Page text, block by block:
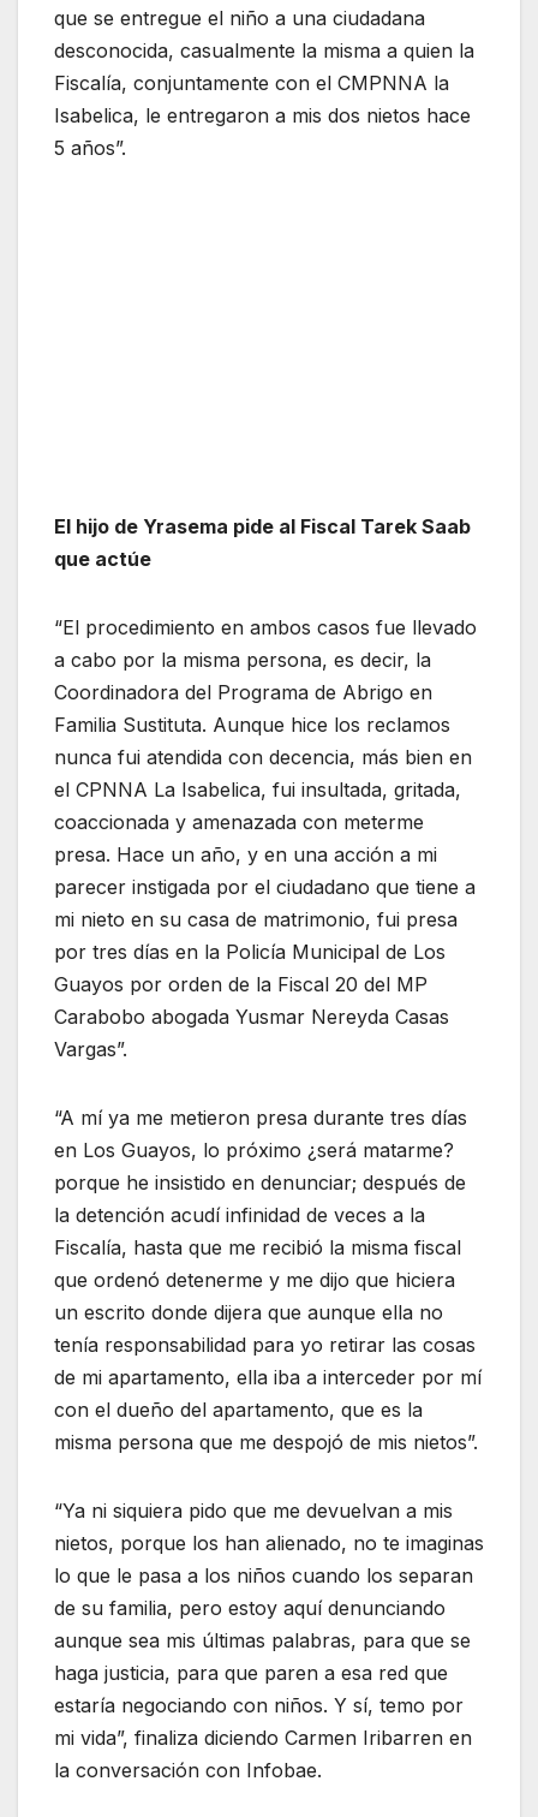
que se entregue el niño a una ciudadana
desconocida, casualmente la misma a quien la
Fiscalía, conjuntamente con el CMPNNA la
Isabelica, le entregaron a mis dos nietos hace
5 años”.
El hijo de Yrasema pide al Fiscal Tarek Saab
que actúe
“El procedimiento en ambos casos fue llevado
a cabo por la misma persona, es decir, la
Coordinadora del Programa de Abrigo en
Familia Sustituta. Aunque hice los reclamos
nunca fui atendida con decencia, más bien en
el CPNNA La Isabelica, fui insultada, gritada,
coaccionada y amenazada con meterme
presa. Hace un año, y en una acción a mi
parecer instigada por el ciudadano que tiene a
mi nieto en su casa de matrimonio, fui presa
por tres días en la Policía Municipal de Los
Guayos por orden de la Fiscal 20 del MP
Carabobo abogada Yusmar Nereyda Casas
Vargas”.
“A mí ya me metieron presa durante tres días
en Los Guayos, lo próximo ¿será matarme?
porque he insistido en denunciar; después de
la detención acudí infinidad de veces a la
Fiscalía, hasta que me recibió la misma fiscal
que ordenó detenerme y me dijo que hiciera
un escrito donde dijera que aunque ella no
tenía responsabilidad para yo retirar las cosas
de mi apartamento, ella iba a interceder por mí
con el dueño del apartamento, que es la
misma persona que me despojó de mis nietos”.
“Ya ni siquiera pido que me devuelvan a mis
nietos, porque los han alienado, no te imaginas
lo que le pasa a los niños cuando los separan
de su familia, pero estoy aquí denunciando
aunque sea mis últimas palabras, para que se
haga justicia, para que paren a esa red que
estaría negociando con niños. Y sí, temo por
mi vida”, finaliza diciendo Carmen Iribarren en
la conversación con Infobae.